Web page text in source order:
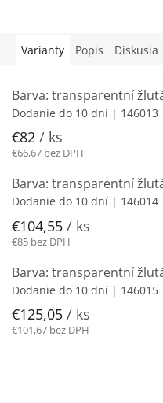
Varianty Popis Diskusia
Barva: transparentní
Dodanie do 10 dní | 146013
€82 / ks
€66,67 bez DPH
Barva: transparentní
Dodanie do 10 dní | 146014
€104,55 / ks
€85 bez DPH
Barva: transparentní
Dodanie do 10 dní | 146015
€125,05 / ks
€101,67 bez DPH
Z